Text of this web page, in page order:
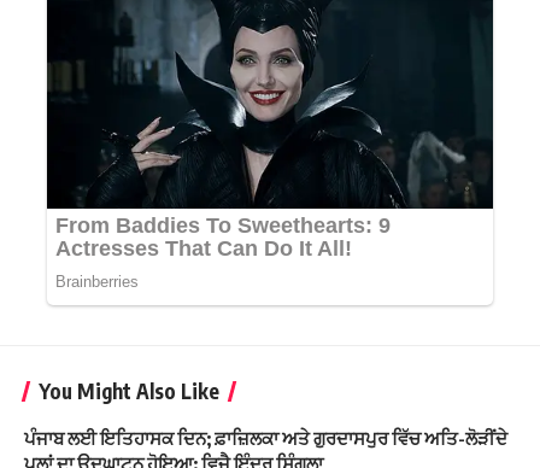
You Might Also Like
ਪੰਜਾਬ ਲਈ ਇਤਿਹਾਸਕ ਦਿਨ; ਫ਼ਾਜ਼ਿਲਕਾ ਅਤੇ ਗੁਰਦਾਸਪੁਰ ਵਿੱਚ ਅਤਿ-ਲੋੜੀਂਦੇ